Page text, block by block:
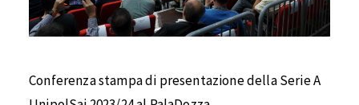
Conferenza stampa di presentazione della Serie A